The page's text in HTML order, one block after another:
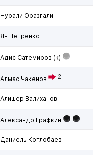
Нурали Оразгали
Ян Петренко
Адис Сатемиров (к)
Алмас Чакенов 2
Алишер Валиханов
Александр Графкин
Даниель Котлобаев